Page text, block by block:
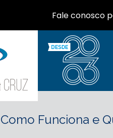
Funciona e
Fale conosco